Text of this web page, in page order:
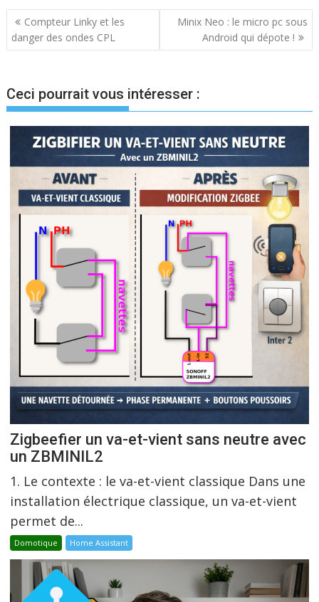
Navigation
de
Compteur Linky et les
danger des ondes CPL
Minix Neo : le micro pc sous
Android qui dépote !
Ceci pourrait vous intéresser :
Zigbeefier un va-et-vient sans neutre avec
un ZBMINIL2
1. Le contexte : le va-et-vient classique Dans une
installation électrique classique, un va-et-vient
permet de...
Domotique Home Assistant